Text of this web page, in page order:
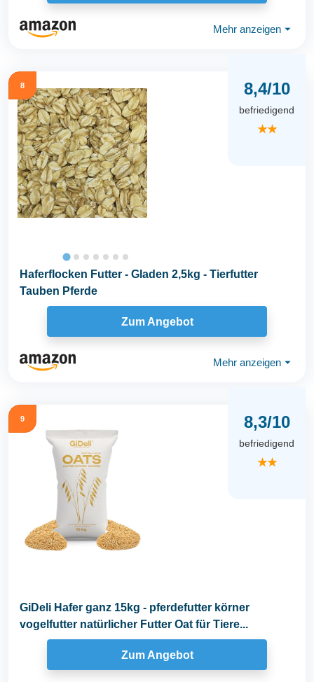
Mehr anzeigen ⏷
8 8,4/10
befriedigend
★★
Haferflocken Futter - Gladen 2,5kg - Tierfutter
Tauben Pferde
Zum Angebot
Mehr anzeigen ⏷
9 8,3/10
befriedigend
★★
GiDeli Hafer ganz 15kg - pferdefutter körner
vogelfutter natürlicher Futter Oat für Tiere...
Zum Angebot